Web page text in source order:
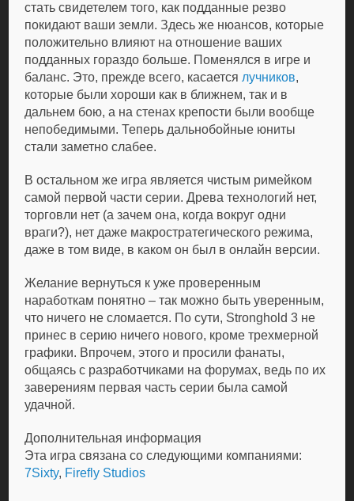
стать свидетелем того, как подданные резво
покидают ваши земли. Здесь же нюансов, которые
положительно влияют на отношение ваших
подданных гораздо больше. Поменялся в игре и
баланс. Это, прежде всего, касается лучников,
которые были хороши как в ближнем, так и в
дальнем бою, а на стенах крепости были вообще
непобедимыми. Теперь дальнобойные юниты
стали заметно слабее.
В остальном же игра является чистым римейком
самой первой части серии. Древа технологий нет,
торговли нет (а зачем она, когда вокруг одни
враги?), нет даже макростратегического режима,
даже в том виде, в каком он был в онлайн версии.
Желание вернуться к уже проверенным
наработкам понятно – так можно быть уверенным,
что ничего не сломается. По сути, Stronghold 3 не
принес в серию ничего нового, кроме трехмерной
графики. Впрочем, этого и просили фанаты,
общаясь с разработчиками на форумах, ведь по их
заверениям первая часть серии была самой
удачной.
Дополнительная информация
Эта игра связана со следующими компаниями:
7Sixty, Firefly Studios